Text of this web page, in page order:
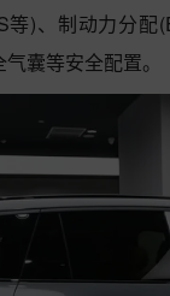
等)、制动力分
囊等安全配置。